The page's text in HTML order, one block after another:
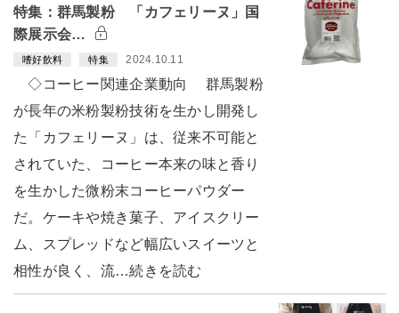
特集：群馬製粉 「カフェリーヌ」国
際展示会…
嗜好飲料 特集 2024.10.11
◇コーヒー関連企業動向 群馬製粉
が長年の米粉製粉技術を生かし開発し
た「カフェリーヌ」は、従来不可能と
されていた、コーヒー本来の味と香り
を生かした微粉末コーヒーパウダー
だ。ケーキや焼き菓子、アイスクリー
ム、スプレッドなど幅広いスイーツと
相性が良く、流…続きを読む